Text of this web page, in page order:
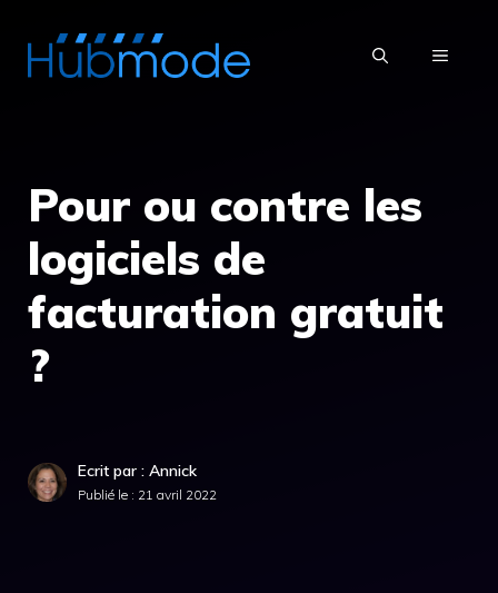
MENU
Pour ou contre les
logiciels de
facturation gratuit
?
Ecrit par : Annick
Publié le : 21 avril 2022